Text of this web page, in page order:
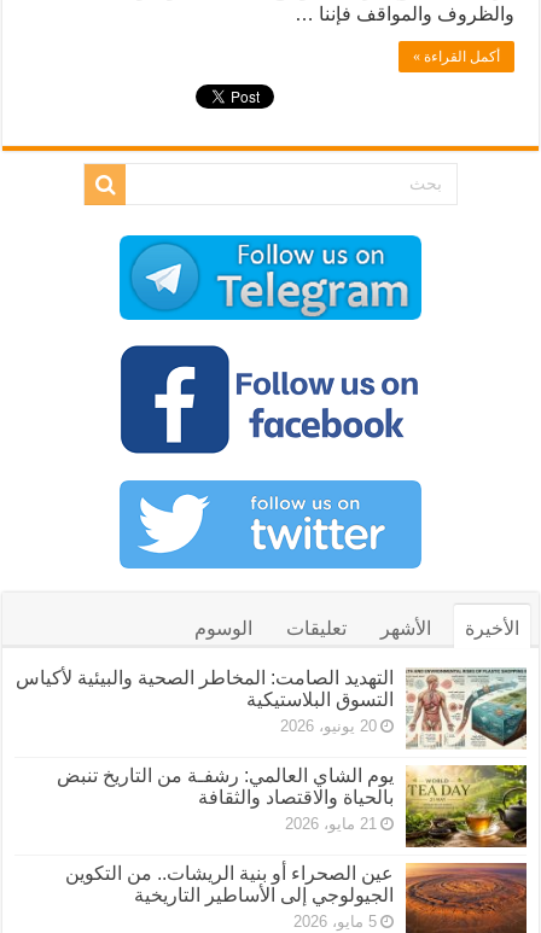
والظروف والمواقف فإننا …
أكمل القراءة »
الأخيرة الأشهر تعليقات الوسوم
التهديد الصامت: المخاطر الصحية والبيئية لأكياس
التسوق البلاستيكية
20 يونيو، 2026
يوم الشاي العالمي: رشفـة من التاريخ تنبض
بالحياة والاقتصاد والثقافة
21 مايو، 2026
عين الصحراء أو بنية الريشات.. من التكوين
الجيولوجي إلى الأساطير التاريخية
5 مايو، 2026